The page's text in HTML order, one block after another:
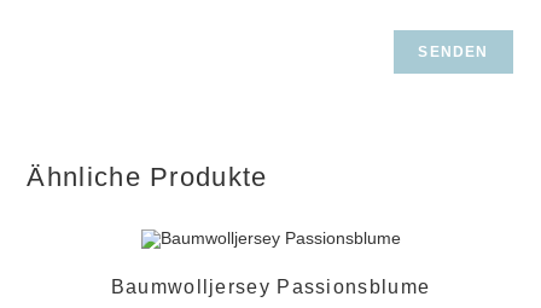
Ähnliche Produkte
Baumwolljersey Passionsblume